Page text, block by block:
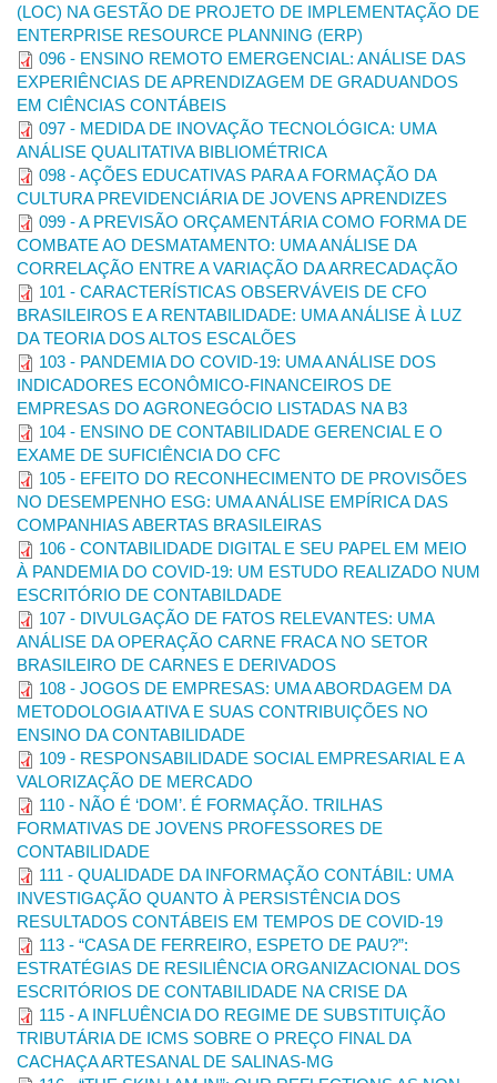
Revista de
Ciência,
Tecnologia e
Educação
Multifaces
2595-
9670
IFNMG https://multifaces.ifnmg.edu.br/index.php/
Revista de
Contabilidade e
Organizações
(RCO)
1982-USP http://www.revistas.usp.br/rco
Revista
Enfoque:
Reflexão
Contábil
1984-
882X
UEM http://periodicos.uem.br/ojs/index.php/
Revista Mineira
de
Contabilidade
(RMC)
2446-
9114
CRC-MG https://revista.crcmg.org.br/rmc
Revista
Sociedade,
Contabilidade e
Gestão (SCG)
1982- UFRJ https://revistas.ufrj.br/index.php/scg
Revista
Universo
Contábil (RUC)
1809-FURB https://proxy.furb.br/ojs/index.php/
Consórcio mestral e doutoral
Apresentação
O Consórcio Mestral e Doutoral da UFU, no âmbito do
Congresso UFU de Contabilidade, foi concebido como um
espaço de interação entre mestrandos, doutorandos e
pesquisadores da área de Ciências Contábeis, com o
objetivo de contribuir com a formação dos jovens mestres e
doutores. Para tanto, visa oportunizar contribuições em geral
para a pesquisa na área contábil, o que inclui avanços na
qualidade dos trabalhos a serem defendidos. Assim, promove
debates em um clima de respeito e cordialidade, regido pelo
rigor acadêmico e o interesse pela relevância das contribuições
às dissertações e teses, com foco na sua melhoria.
Os estudantes de mestrado e doutorado são encorajados a
submeterem seus projetos de pesquisa para o evento. A ênfase
está na discussão dos projetos, agrupados a partir de suas
temáticas e em sessões com duração individual de 1h por
trabalho. Cada sessão contará com a participação de um
moderador e de um debatedor, ambos vinculados a programas
de pós-graduação.
Divulgação dos Resultados
(LOC) NA GESTÃO DE PROJETO DE IMPLEMENTAÇÃO DE
ENTERPRISE RESOURCE PLANNING (ERP)
096 - ENSINO REMOTO EMERGENCIAL: ANÁLISE DAS
EXPERIÊNCIAS DE APRENDIZAGEM DE GRADUANDOS
EM CIÊNCIAS CONTÁBEIS
097 - MEDIDA DE INOVAÇÃO TECNOLÓGICA: UMA
ANÁLISE QUALITATIVA BIBLIOMÉTRICA
098 - AÇÕES EDUCATIVAS PARA A FORMAÇÃO DA
CULTURA PREVIDENCIÁRIA DE JOVENS APRENDIZES
099 - A PREVISÃO ORÇAMENTÁRIA COMO FORMA DE
COMBATE AO DESMATAMENTO: UMA ANÁLISE DA
CORRELAÇÃO ENTRE A VARIAÇÃO DA ARRECADAÇÃO
101 - CARACTERÍSTICAS OBSERVÁVEIS DE CFO
BRASILEIROS E A RENTABILIDADE: UMA ANÁLISE À LUZ
DA TEORIA DOS ALTOS ESCALÕES
103 - PANDEMIA DO COVID-19: UMA ANÁLISE DOS
INDICADORES ECONÔMICO-FINANCEIROS DE
EMPRESAS DO AGRONEGÓCIO LISTADAS NA B3
104 - ENSINO DE CONTABILIDADE GERENCIAL E O
EXAME DE SUFICIÊNCIA DO CFC
105 - EFEITO DO RECONHECIMENTO DE PROVISÕES
NO DESEMPENHO ESG: UMA ANÁLISE EMPÍRICA DAS
COMPANHIAS ABERTAS BRASILEIRAS
106 - CONTABILIDADE DIGITAL E SEU PAPEL EM MEIO
À PANDEMIA DO COVID-19: UM ESTUDO REALIZADO NUM
ESCRITÓRIO DE CONTABILDADE
107 - DIVULGAÇÃO DE FATOS RELEVANTES: UMA
ANÁLISE DA OPERAÇÃO CARNE FRACA NO SETOR
BRASILEIRO DE CARNES E DERIVADOS
108 - JOGOS DE EMPRESAS: UMA ABORDAGEM DA
METODOLOGIA ATIVA E SUAS CONTRIBUIÇÕES NO
ENSINO DA CONTABILIDADE
109 - RESPONSABILIDADE SOCIAL EMPRESARIAL E A
VALORIZAÇÃO DE MERCADO
110 - NÃO É ‘DOM’. É FORMAÇÃO. TRILHAS
FORMATIVAS DE JOVENS PROFESSORES DE
CONTABILIDADE
111 - QUALIDADE DA INFORMAÇÃO CONTÁBIL: UMA
INVESTIGAÇÃO QUANTO À PERSISTÊNCIA DOS
RESULTADOS CONTÁBEIS EM TEMPOS DE COVID-19
113 - “CASA DE FERREIRO, ESPETO DE PAU?”:
ESTRATÉGIAS DE RESILIÊNCIA ORGANIZACIONAL DOS
ESCRITÓRIOS DE CONTABILIDADE NA CRISE DA
115 - A INFLUÊNCIA DO REGIME DE SUBSTITUIÇÃO
TRIBUTÁRIA DE ICMS SOBRE O PREÇO FINAL DA
CACHAÇA ARTESANAL DE SALINAS-MG